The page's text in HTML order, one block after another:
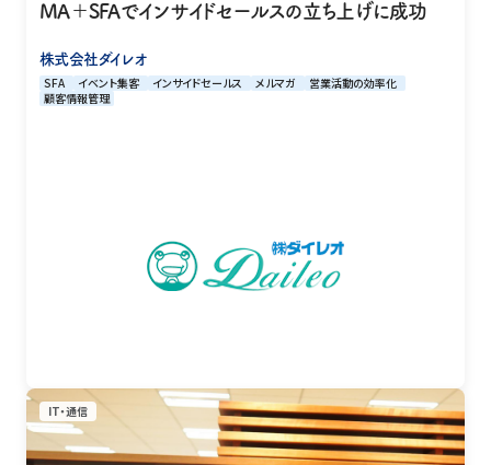
MA＋SFAでインサイドセールスの立ち上げに成功
株式会社ダイレオ
SFA イベント集客 インサイドセールス メルマガ
営業活動の効率化
顧客情報管理
IT・通信